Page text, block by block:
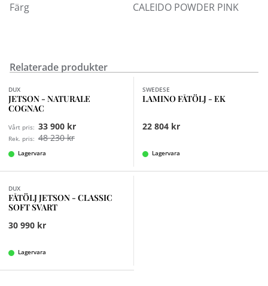
Färg
CALEIDO POWDER PINK
Relaterade produkter
DUX
JETSON - NATURALE
COGNAC
Vårt pris: 33 900 kr
Rek. pris: 48 230 kr
Lagervara
SWEDESE
LAMINO FÅTÖLJ - EK
22 804 kr
Lagervara
DUX
FÅTÖLJ JETSON - CLASSIC
SOFT SVART
30 990 kr
Lagervara